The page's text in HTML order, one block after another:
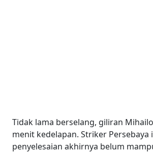
Tidak lama berselang, giliran
menit kedelapan. Striker
penyelesaian akhirnya belum